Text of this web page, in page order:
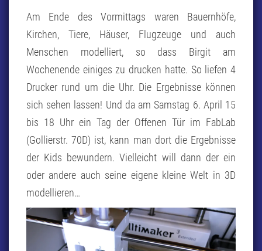
Am Ende des Vormittags waren Bauernhöfe,
Kirchen, Tiere, Häuser, Flugzeuge und auch
Menschen modelliert, so dass Birgit am
Wochenende einiges zu drucken hatte. So liefen 4
Drucker rund um die Uhr. Die Ergebnisse können
sich sehen lassen! Und da am Samstag 6. April 15
bis 18 Uhr ein Tag der Offenen Tür im FabLab
(Gollierstr. 70D) ist, kann man dort die Ergebnisse
der Kids bewundern. Vielleicht will dann der ein
oder andere auch seine eigene kleine Welt in 3D
modellieren…